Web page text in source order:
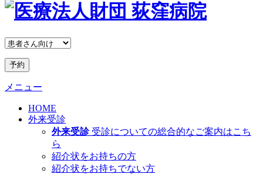
予約
メニュー
HOME
外来受診
外来受診 受診についての総合的なご案内はこち
ら
紹介状をお持ちの方
紹介状をお持ちでない方